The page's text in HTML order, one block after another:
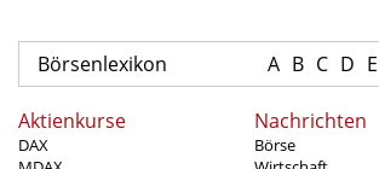
Börsenlexikon A B C D E
Aktienkurse
DAX
Nachrichten
Börse